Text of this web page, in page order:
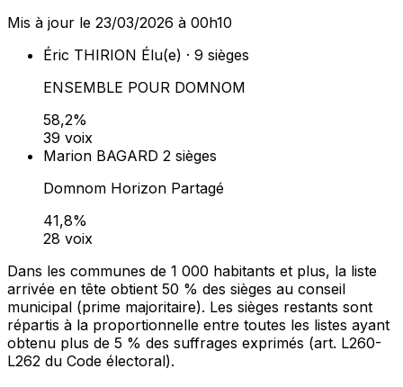
Mis à jour le 23/03/2026 à 00h10
Éric THIRION Élu(e) · 9 sièges
ENSEMBLE POUR DOMNOM
58,2%
39 voix
Marion BAGARD 2 sièges
Domnom Horizon Partagé
41,8%
28 voix
Dans les communes de 1 000 habitants et plus, la liste
arrivée en tête obtient 50 % des sièges au conseil
municipal (prime majoritaire). Les sièges restants sont
répartis à la proportionnelle entre toutes les listes ayant
obtenu plus de 5 % des suffrages exprimés (art. L260-
L262 du Code électoral).